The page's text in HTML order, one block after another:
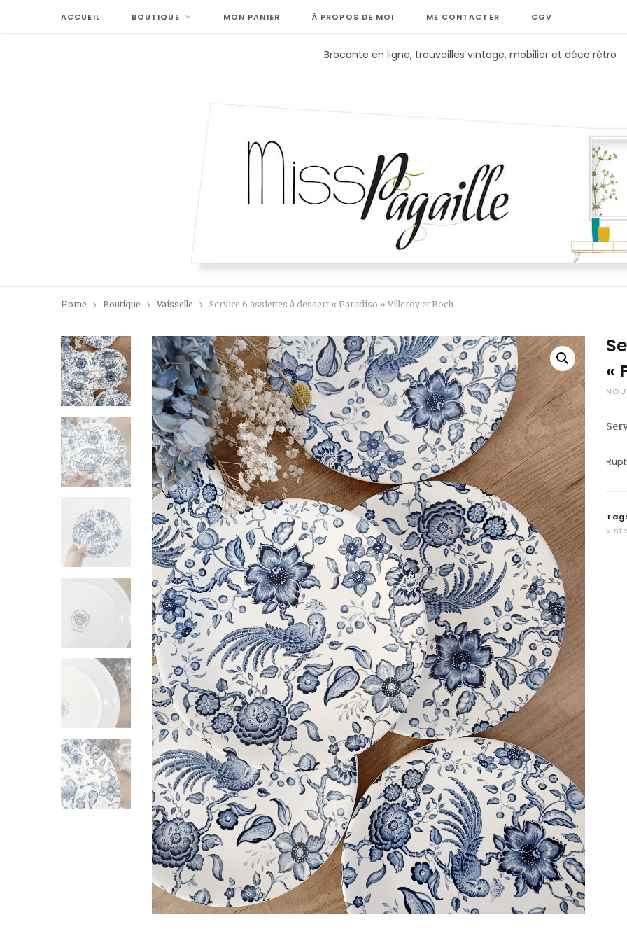
ACCUEIL BOUTIQUE MON PANIER À PROPOS DE MOI ME CONTACTER CGV
Brocante en ligne, trouvailles vintage, mobilier et déco rétro
Home Boutique Vaisselle Service 6 assiettes à dessert « Paradiso » Villeroy et Boch
«